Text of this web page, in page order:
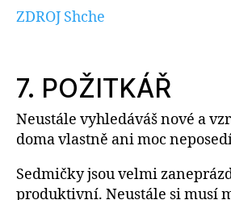
ZDROJ Shche
7. POŽITKÁŘ
Neustále vyhledáváš nové a
doma vlastně ani moc
Sedmičky jsou velmi
produktivní. Neustále si musí